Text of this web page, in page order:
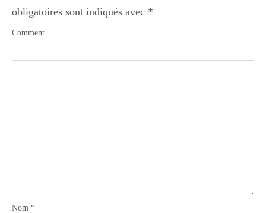
obligatoires sont indiqués avec *
Comment
Nom *